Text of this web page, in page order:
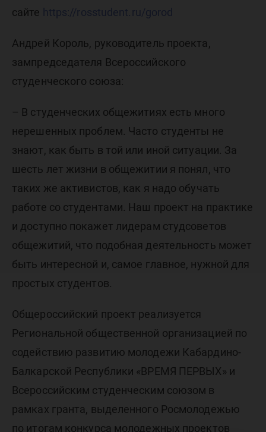
сайте https://rosstudent.ru/gorod
Андрей Король, руководитель проекта,
зампредседателя Всероссийского
студенческого союза:
– В студенческих общежитиях есть много
нерешенных проблем. Часто студенты не
знают, как быть в той или иной ситуации. За
шесть лет жизни в общежитии я понял, что
таких же активистов, как я надо обучать
работе со студентами. Наш проект на практике
и доступно покажет лидерам студсоветов
общежитий, что подобная деятельность может
быть интересной и, самое главное, нужной для
простых студентов.
Общероссийский проект реализуется
Региональной общественной организацией по
содействию развитию молодежи Кабардино-
Балкарской Республики «ВРЕМЯ ПЕРВЫХ» и
Всероссийским студенческим союзом в
рамках гранта, выделенного Росмолодежью
по итогам конкурса молодежных проектов